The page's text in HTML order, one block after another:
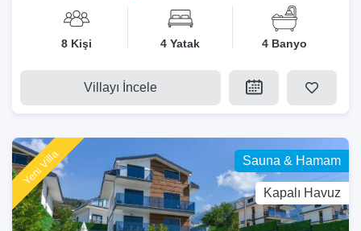
8 Kişi 4 Yatak 4 Banyo
Villayı İncele
Sauna & Hamam
Kapalı Havuz
Yeni Villa